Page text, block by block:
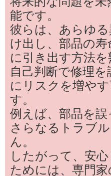
能です。
彼らは、あらゆ
け出し、部品の
に引き出す方法を
自己判断で修理
にリスクを増や
す。
例えば、部品を誤
さらなるトラブ
ん。
したがって、安
ためには、専門